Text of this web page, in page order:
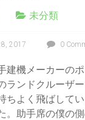
未分類
2017 0
建機メーカーの
ランドクルーザ
ちよく飛ばして
。助手席の僕の